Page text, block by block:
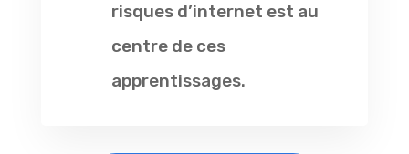
risques d’internet est au
centre de ces
apprentissages.